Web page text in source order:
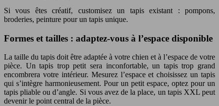
Si vous êtes créatif, customisez un tapis existant : pompons,
broderies, peinture pour un tapis unique.
Formes et tailles : adaptez-vous à l’espace disponible
La taille du tapis doit être adaptée à votre chien et à l’espace de votre
pièce. Un tapis trop petit sera inconfortable, un tapis trop grand
encombrera votre intérieur. Mesurez l’espace et choisissez un tapis
qui s’intègre harmonieusement. Pour un petit espace, optez pour un
tapis pliable ou d’angle. Si vous avez de la place, un tapis XXL peut
devenir le point central de la pièce.